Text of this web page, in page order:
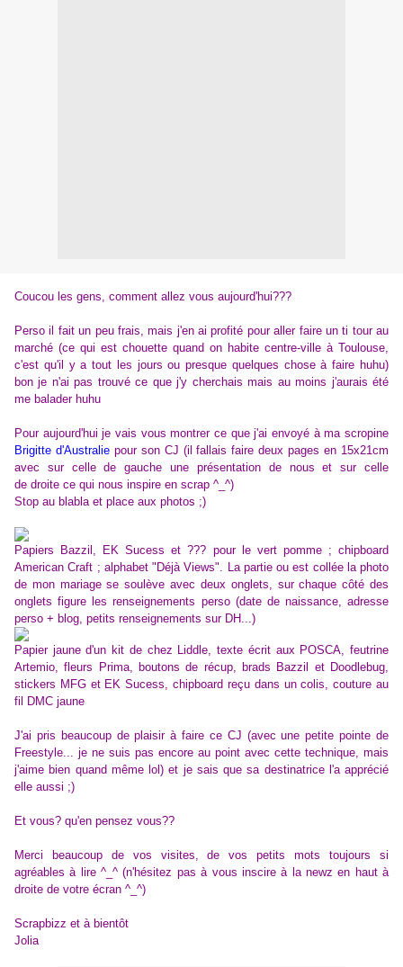
Coucou les gens, comment allez vous aujourd'hui???
Perso il fait un peu frais, mais j'en ai profité pour aller faire un ti tour au
marché (ce qui est chouette quand on habite centre-ville à Toulouse,
c'est qu'il y a tout les jours ou presque quelques chose à faire huhu)
bon je n'ai pas trouvé ce que j'y cherchais mais au moins j'aurais été
me balader huhu
Pour aujourd'hui je vais vous montrer ce que j'ai envoyé à ma scropine
Brigitte d'Australiepour son CJ (il fallais faire deux pages en 15x21cm
avec sur celle de gauche une présentation de nous et sur celle
de droite ce qui nous inspire en scrap ^_^)
Stop au blabla et place aux photos ;)
Papiers Bazzil, EK Sucess et ??? pour le vert pomme ; chipboard
American Craft ; alphabet "Déjà Views". La partie ou est collée la photo
de mon mariage se soulève avec deux onglets, sur chaque côté des
onglets figure les renseignements perso (date de naissance, adresse
perso + blog, petits renseignements sur DH...)
Papier jaune d'un kit de chez Liddle, texte écrit aux POSCA, feutrine
Artemio, fleurs Prima, boutons de récup, brads Bazzil et Doodlebug,
stickers MFG et EK Sucess, chipboard reçu dans un colis, couture au
fil DMC jaune
J'ai pris beaucoup de plaisir à faire ce CJ (avec une petite pointe de
Freestyle... je ne suis pas encore au point avec cette technique, mais
j'aime bien quand même lol) et je sais que sa destinatrice l'a apprécié
elle aussi ;)
Et vous? qu'en pensez vous??
Merci beaucoup de vos visites, de vos petits mots toujours si
agréables à lire ^_^ (n'hésitez pas à vous inscire à la newz en haut à
droite de votre écran ^_^)
Scrapbizz et à bientôt
Jolia